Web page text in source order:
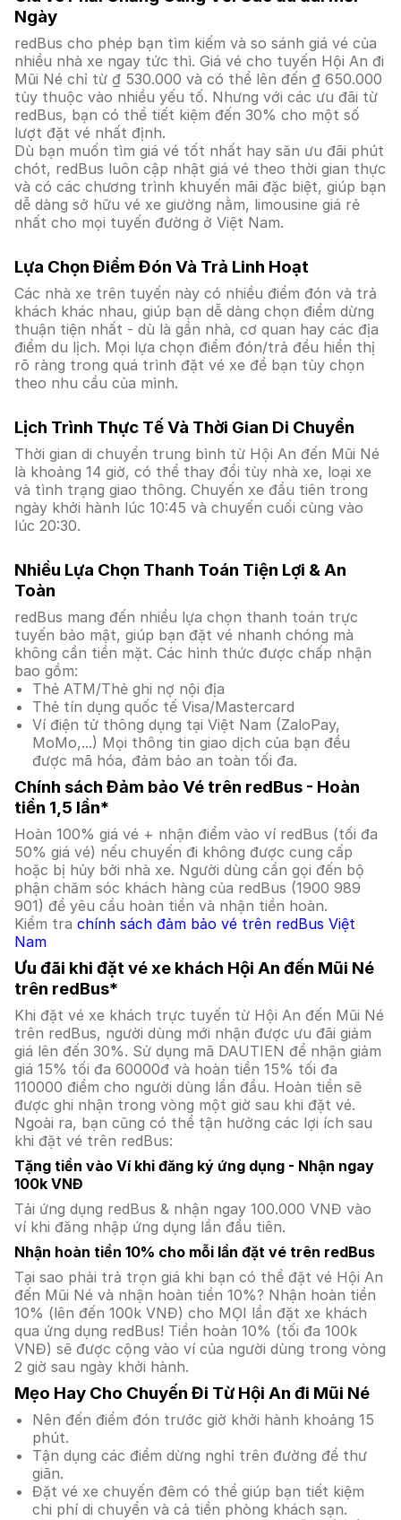
Ngày
redBus cho phép bạn tìm kiếm và so sánh giá vé của
nhiều nhà xe ngay tức thì. Giá vé cho tuyến Hội An đi
Mũi Né chỉ từ ₫ 530.000 và có thể lên đến ₫ 650.000
tùy thuộc vào nhiều yếu tố. Nhưng với các ưu đãi từ
redBus, bạn có thể tiết kiệm đến 30% cho một số
lượt đặt vé nhất định.
Dù bạn muốn tìm giá vé tốt nhất hay săn ưu đãi phút
chót, redBus luôn cập nhật giá vé theo thời gian thực
và có các chương trình khuyến mãi đặc biệt, giúp bạn
dễ dàng sở hữu vé xe giường nằm, limousine giá rẻ
nhất cho mọi tuyến đường ở Việt Nam.
Lựa Chọn Điểm Đón Và Trả Linh Hoạt
Các nhà xe trên tuyến này có nhiều điểm đón và trả
khách khác nhau, giúp bạn dễ dàng chọn điểm dừng
thuận tiện nhất - dù là gần nhà, cơ quan hay các địa
điểm du lịch. Mọi lựa chọn điểm đón/trả đều hiển thị
rõ ràng trong quá trình đặt vé xe để bạn tùy chọn
theo nhu cầu của mình.
Lịch Trình Thực Tế Và Thời Gian Di Chuyển
Thời gian di chuyển trung bình từ Hội An đến Mũi Né
là khoảng 14 giờ, có thể thay đổi tùy nhà xe, loại xe
và tình trạng giao thông. Chuyến xe đầu tiên trong
ngày khởi hành lúc 10:45 và chuyến cuối cùng vào
lúc 20:30.
Nhiều Lựa Chọn Thanh Toán Tiện Lợi & An
Toàn
redBus mang đến nhiều lựa chọn thanh toán trực
tuyến bảo mật, giúp bạn đặt vé nhanh chóng mà
không cần tiền mặt. Các hình thức được chấp nhận
bao gồm:
Thẻ ATM/Thẻ ghi nợ nội địa
Thẻ tín dụng quốc tế Visa/Mastercard
Ví điện tử thông dụng tại Việt Nam (ZaloPay,
MoMo,...) Mọi thông tin giao dịch của bạn đều
được mã hóa, đảm bảo an toàn tối đa.
Chính sách Đảm bảo Vé trên redBus - Hoàn
tiền 1,5 lần*
Hoàn 100% giá vé + nhận điểm vào ví redBus (tối đa
50% giá vé) nếu chuyến đi không được cung cấp
hoặc bị hủy bởi nhà xe. Người dùng cần gọi đến bộ
phận chăm sóc khách hàng của redBus (1900 989
901) để yêu cầu hoàn tiền và nhận tiền hoàn.
Kiểm tra chính sách đảm bảo vé trên redBus Việt
Nam
Ưu đãi khi đặt vé xe khách Hội An đến Mũi Né
trên redBus*
Khi đặt vé xe khách trực tuyến từ Hội An đến Mũi Né
trên redBus, người dùng mới nhận được ưu đãi giảm
giá lên đến 30%. Sử dụng mã DAUTIEN để nhận giảm
giá 15% tối đa 60000đ và hoàn tiền 15% tối đa
110000 điểm cho người dùng lần đầu. Hoàn tiền sẽ
được ghi nhận trong vòng một giờ sau khi đặt vé.
Ngoài ra, bạn cũng có thể tận hưởng các lợi ích sau
khi đặt vé trên redBus:
Tặng tiền vào Ví khi đăng ký ứng dụng - Nhận ngay
100k VNĐ
Tải ứng dụng redBus & nhận ngay 100.000 VNĐ vào
ví khi đăng nhập ứng dụng lần đầu tiên.
Nhận hoàn tiền 10% cho mỗi lần đặt vé trên redBus
Tại sao phải trả trọn giá khi bạn có thể đặt vé Hội An
đến Mũi Né và nhận hoàn tiền 10%? Nhận hoàn tiền
10% (lên đến 100k VNĐ) cho MỌI lần đặt xe khách
qua ứng dụng redBus! Tiền hoàn 10% (tối đa 100k
VNĐ) sẽ được cộng vào ví của người dùng trong vòng
2 giờ sau ngày khởi hành.
Mẹo Hay Cho Chuyến Đi Từ Hội An đi Mũi Né
Nên đến điểm đón trước giờ khởi hành khoảng 15
phút.
Tận dụng các điểm dừng nghỉ trên đường để thư
giãn.
Đặt vé xe chuyến đêm có thể giúp bạn tiết kiệm
chi phí di chuyển và cả tiền phòng khách sạn.